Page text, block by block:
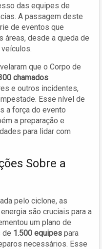
das equipes de
A passagem deste
de eventos que
áreas, desde a queda de
que o Corpo de
chamados
e outros incidentes,
Esse nível de
a força do evento
a preparação e
para lidar com
Sobre a
pelo ciclone, as
são cruciais para a
um plano de
de 1.500 equipes para
necessários. Esse